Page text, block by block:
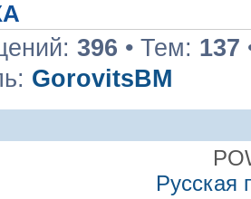
396 • Тем: 137
GorovitsBM
Русская